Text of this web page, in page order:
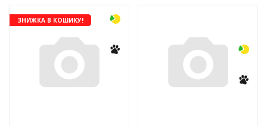
ЗНИЖКА В КОШИКУ!